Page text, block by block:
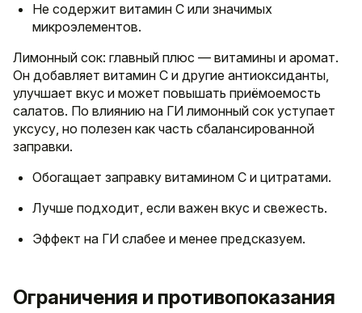
Не содержит витамин C или значимых
микроэлементов.
Лимонный сок: главный плюс — витамины и аромат.
Он добавляет витамин C и другие антиоксиданты,
улучшает вкус и может повышать приёмоемость
салатов. По влиянию на ГИ лимонный сок уступает
уксусу, но полезен как часть сбалансированной
заправки.
Обогащает заправку витамином C и цитратами.
Лучше подходит, если важен вкус и свежесть.
Эффект на ГИ слабее и менее предсказуем.
Ограничения и противопоказания